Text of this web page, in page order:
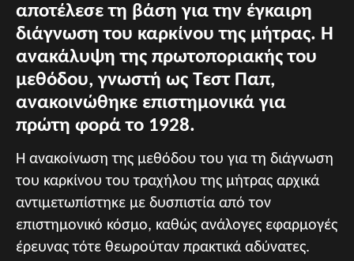
αποτέλεσε τη βάση για την έγκαιρη
διάγνωση του καρκίνου της μήτρας. Η
ανακάλυψη της πρωτοποριακής του
μεθόδου, γνωστή ως Τεστ Παπ,
ανακοινώθηκε επιστημονικά για
πρώτη φορά το 1928.
Η ανακοίνωση της μεθόδου του για τη διάγνωση
του καρκίνου του τραχήλου της μήτρας αρχικά
αντιμετωπίστηκε με δυσπιστία από τον
επιστημονικό κόσμο, καθώς ανάλογες εφαρμογές
έρευνας τότε θεωρούταν πρακτικά αδύνατες.